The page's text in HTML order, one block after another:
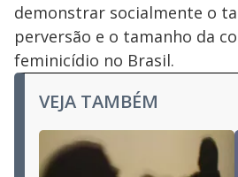
demonstrar socialmente o
perversão e o tamanho da
feminicídio no Brasil.
VEJA TAMBÉM